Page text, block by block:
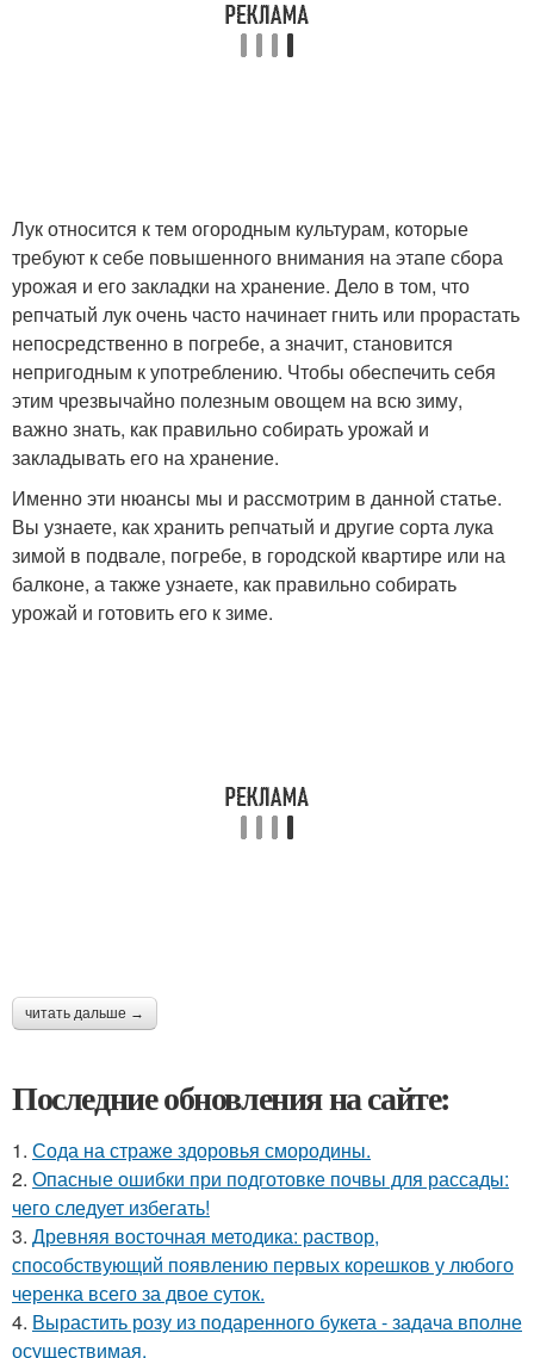
Лук относится к тем огородным культурам, которые
требуют к себе повышенного внимания на этапе сбора
урожая и его закладки на хранение. Дело в том, что
репчатый лук очень часто начинает гнить или прорастать
непосредственно в погребе, а значит, становится
непригодным к употреблению. Чтобы обеспечить себя
этим чрезвычайно полезным овощем на всю зиму,
важно знать, как правильно собирать урожай и
закладывать его на хранение.
Именно эти нюансы мы и рассмотрим в данной статье.
Вы узнаете, как хранить репчатый и другие сорта лука
зимой в подвале, погребе, в городской квартире или на
балконе, а также узнаете, как правильно собирать
урожай и готовить его к зиме.
читать дальше →
Последние обновления на сайте:
1. Сода на страже здоровья смородины.
2. Опасные ошибки при подготовке почвы для рассады:
чего следует избегать!
3. Древняя восточная методика: раствор,
способствующий появлению первых корешков у любого
черенка всего за двое суток.
4. Вырастить розу из подаренного букета - задача вполне
осуществимая.